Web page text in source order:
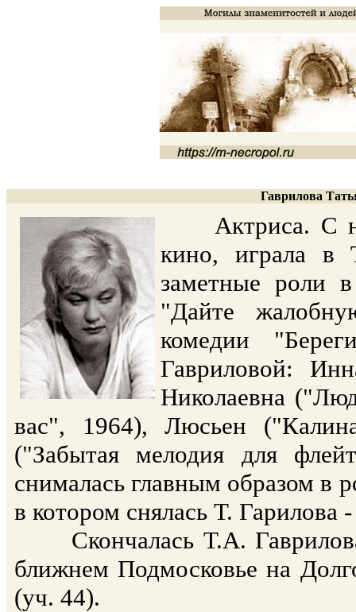
Гаврилова
Актриса. С
кино, играла в
заметные роли
"Дайте
комедии
Гавриловой:
Николаевна
вас", 1964), Люсьен
("Забытая мелодия для
снималась главным образом в
в котором снялась Т.
Скончалась Т.А. Гаврилова
ближнем Подмосковье на
(уч. 44).